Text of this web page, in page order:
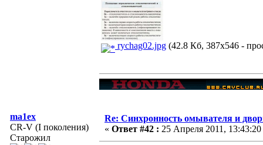
rychag02.jpg (42.8 Кб, 387x546 -
ma1ex
CR-V (I поколения)
Старожил
Re: Синхронность омывателя и
« Ответ #42 : 25 Апреля 2011, 13:43:20